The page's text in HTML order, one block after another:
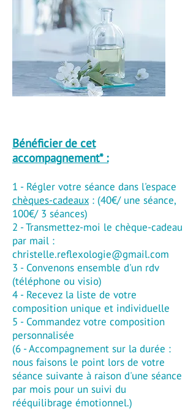
Bénéficier de cet
accompagnement* :
1 - Régler votre séance dans l'espace
chèques-cadeaux : (40€/ une séance,
100€/ 3 séances)
2 - Transmettez-moi le chèque-cadeau
par mail :
christelle.reflexologie@gmail.com
3 - Convenons ensemble d'un rdv
(téléphone ou visio)
4 - Recevez la liste de votre
composition unique et individuelle
5 - Commandez votre composition
personnalisée
(6 - Accompagnement sur la durée :
nous faisons le point lors de votre
séance suivante à raison d'une séance
par mois pour un suivi du
rééquilibrage émotionnel.)